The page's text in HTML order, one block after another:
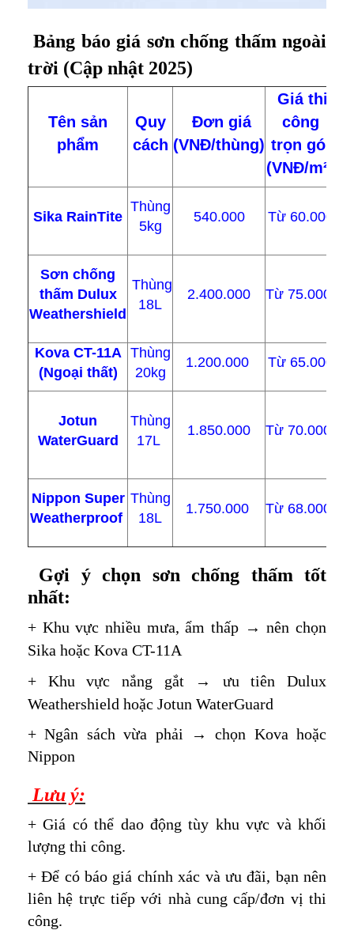
Bảng báo giá sơn chống thấm ngoài
trời (Cập nhật 2025)
Tên sản
phẩm
Quy
cách
Đơn giá
(VNĐ/thùng)
Giá thi
công
trọn gói
(VNĐ/m²)
Sika RainTite
Thùng
5kg
540.000 Từ 60.000
Sơn chống
thấm Dulux
Weathershield
Thùng
18L
2.400.000 Từ 75.000
Kova CT-11A
(Ngoại thất)
Thùng
20kg
1.200.000 Từ 65.000
Jotun
WaterGuard
Thùng
17L
1.850.000 Từ 70.000
Nippon Super
Weatherproof
Thùng
18L
1.750.000 Từ 68.000
Gợi ý chọn sơn chống thấm tốt
nhất:
+ Khu vực nhiều mưa, ẩm thấp → nên chọn
Sika hoặc Kova CT-11A
+ Khu vực nắng gắt → ưu tiên Dulux
Weathershield hoặc Jotun WaterGuard
+ Ngân sách vừa phải → chọn Kova hoặc
Nippon
Lưu ý:
+ Giá có thể dao động tùy khu vực và khối
lượng thi công.
+ Để có báo giá chính xác và ưu đãi, bạn nên
liên hệ trực tiếp với nhà cung cấp/đơn vị thi
công.